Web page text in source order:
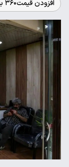
افزودن قیمت۳۶۰ به گوگل